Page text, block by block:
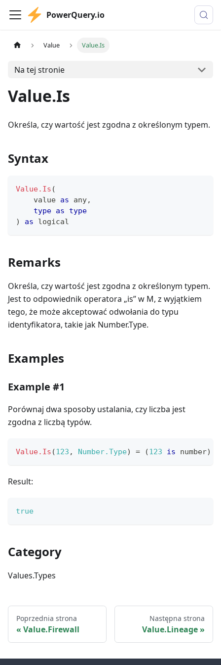
PowerQuery.io
Value Value.Is
Na tej stronie
Value.Is
Określa, czy wartość jest zgodna z określonym typem.
Syntax
Value.Is (
    value
as any,
type as
type
)
as logical
Remarks
Określa, czy wartość jest zgodna z określonym typem.
Jest to odpowiednik operatora „is” w M, z wyjątkiem
tego, że może akceptować odwołania do typu
identyfikatora, takie jak Number.Type.
Examples
Example #1
Porównaj dwa sposoby ustalania, czy liczba jest
zgodna z liczbą typów.
Value.Is (123 , Number.Type) = (123 is number)
Result:
true
Category
Values.Types
Poprzednia strona
Value.Firewall
Następna strona
Value.Lineage